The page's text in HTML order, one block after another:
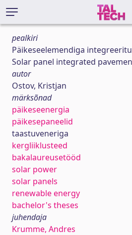
pealkiri
Päikeseelemendiga
Solar panel integrated
autor
Ostov, Kristjan
märksõnad
päikeseenergia
päikesepaneelid
taastuveneriga
kergliiklusteed
bakalaureusetööd
solar power
solar panels
renewable energy
bachelor's theses
juhendaja
Krumme, Andres